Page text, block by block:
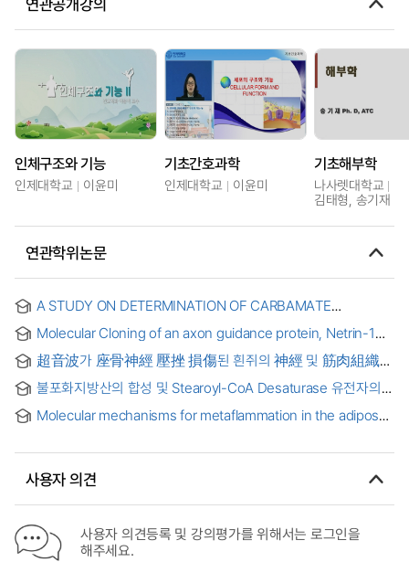
인체구조와 기능
인제대학교 이윤미
기초간호과학
인제대학교 이윤미
기초해부학
나사렛대학교
김태형, 송기재
연관학위논문
A STUDY ON DETERMINATION OF CARBAMATE
LIQUID-LIQUID PARTITIONING AND GEL PERMEATION
CHROMATOGRAPH : 쇠고기의 근육 및 지방조직에서의
카바메이트 잔류농약 분석을 위한 액체-액체 분배법과 겔
크로마토그래피를 이용한 분석방법 연구
Molecular Cloning of an axon guidance protein, Netrin-1
cDNA obtained from Embryonic Chicken Brain and Skeletal
Muscle Tissues : 계배 뇌와 근육 조직에서 신경축색돌기
유도단백질 Netrin-1의 cDNA 클로닝
超音波가 座骨神經 壓挫 損傷된 흰쥐의 神經 및 筋肉組織에
불포화지방산의 합성 및 Stearoyl-CoA Desaturase 유전자의
Monounsaturated Fatty Acids and the Expression of
Molecular mechanisms for metaflammation in the adipose
사용자 의견
사용자 의견등록 및 강의평가를 위해서는 로그인을
해주세요.